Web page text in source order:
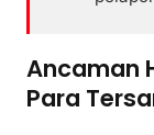
Ancaman
Para